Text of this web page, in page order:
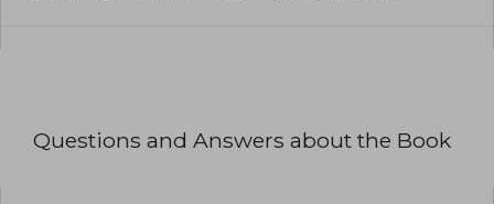
Questions and Answers about the Book